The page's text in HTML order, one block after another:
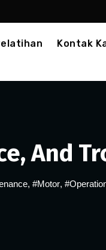
Kontak
And
, #Motor,